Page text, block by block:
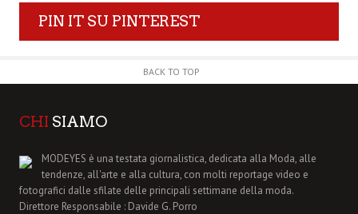
PIN IT SU PINTEREST
BACK TO TOP
CHI SIAMO
MODEYES è una testata giornalistica, dedicata alla Moda, alle
tendenze, all'arte e alla cultura, con molti reportage video e
fotografici dalle sfilate delle principali settimane della moda.
Direttore Responsabile : Davide G. Porro